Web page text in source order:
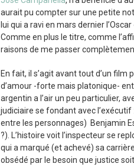
aurait pu compter sur une petite
lui qui a ravi en mars dernier
Comme en plus le titre, comme
raisons de me passer
En fait, il s’agit avant tout d’un film
d’amour -forte mais platonique-
argentin a l’air un peu particulier,
judiciaire se fondant avec
entre les personnages) Benjamin
?). L’histoire voit l’inspecteur se
qui a marqué (et achevé) sa
obsédé par le besoin que justice